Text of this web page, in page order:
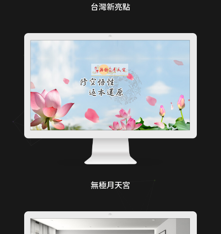
台灣新亮點
無極月天宮